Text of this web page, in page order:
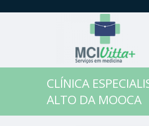
CLÍNICA
ALTO DA MOOCA